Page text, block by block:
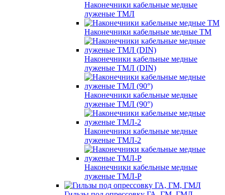
Наконечники кабельные медные
луженые ТМЛ
Наконечники кабельные медные ТМ
Наконечники кабельные медные
луженые ТМЛ (DIN)
Наконечники кабельные медные
луженые ТМЛ (90°)
Наконечники кабельные медные
луженые ТМЛ-2
Наконечники кабельные медные
луженые ТМЛ-Р